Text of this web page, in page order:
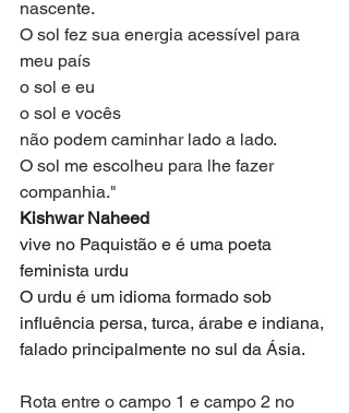
nascente.
O sol fez sua energia acessível para
meu país
o sol e eu
o sol e vocês
não podem caminhar lado a lado.
O sol me escolheu para lhe fazer
companhia."
Kishwar Naheed
vive no Paquistão e é uma poeta
feminista urdu
O urdu é um idioma formado sob
influência persa, turca, árabe e indiana,
falado principalmente no sul da Ásia.
Rota entre o campo 1 e campo 2 no